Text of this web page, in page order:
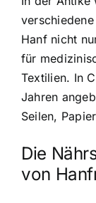
Hanf nicht
für
Textilien. In
Jahren
Seilen,
Die
von